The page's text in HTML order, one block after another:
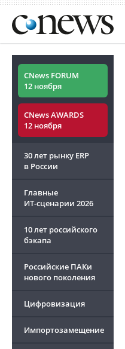
CNews FORUM
12 ноября
CNews AWARDS
12 ноября
30 лет рынку ERP
в России
Главные
ИТ-сценарии 2026
10 лет российского
бэкапа
Российские ПАКи
нового поколения
Цифровизация
Импортозамещение